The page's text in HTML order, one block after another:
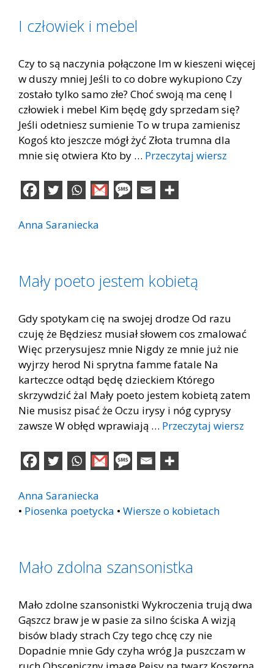
I człowiek i mebel
Czy to są naczynia połączone Im w kieszeni więcej
w duszy mniej Jeśli to co dobre wykupiono Czy
zostało tylko samo złe? Choć swoją ma cenę I
człowiek i mebel Kim będę gdy sprzedam się?
Jeśli odetniesz sumienie To w trupa zamienisz
Kogoś kto jeszcze mógł żyć Złota trumna dla
mnie się otwiera Kto by … Przeczytaj wiersz
Anna Saraniecka
Mały poeto jestem kobietą
Gdy spotykam cię na swojej drodze Od razu
czuję że Będziesz musiał słowem cos zmalować
Więc przerysujesz mnie Nigdy ze mnie już nie
wyjrzy herod Ni sprytna famme fatale Na
karteczce odtąd będę dzieckiem Którego
skrzywdzić żal Mały poeto jestem kobietą zatem
Nie musisz pisać że Oczu irysy i nóg cyprysy
zawsze W obłęd wprawiają … Przeczytaj wiersz
Anna Saraniecka
• Piosenka poetycka • Wiersze o kobietach
Mało zdolna szansonistka
Mało zdolne szansonistki Wykroczenia trują dwa
Gąszcz braw je w pasie za silno ściska A wizją
bisów blady strach Czy tego chcę czy nie
Dopadnie mnie Gdy czyha wróg Ja puszczam w